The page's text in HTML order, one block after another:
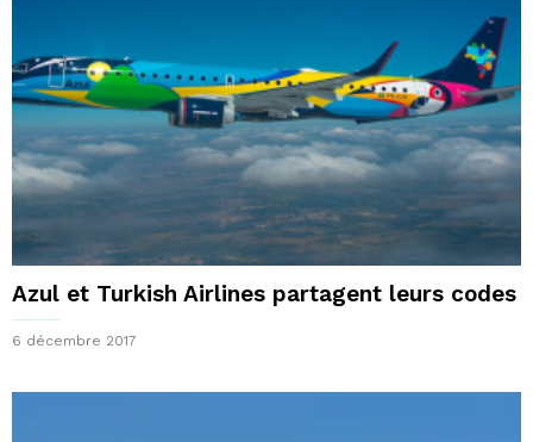
Azul et Turkish Airlines partagent leurs codes
6 décembre 2017